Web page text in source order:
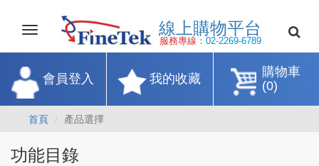
Toggle
navigation
線上購物平
服務專線：02-2269-
購物車
(0)
我的收藏
會員登入
首頁 產品選擇
功能目錄